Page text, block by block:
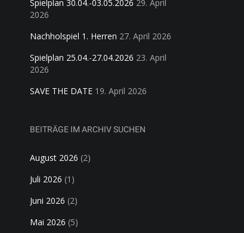
Spielplan 30.04.-03.05.2026 29. April
2026
Nachholspiel 1. Herren 27. April 2026
Spielplan 25.04.-27.04.2026 23. April
2026
SAVE THE DATE 19. April 2026
BEITRÄGE IM ARCHIV SUCHEN
August 2026 (2)
Juli 2026 (1)
Juni 2026 (2)
Mai 2026 (5)